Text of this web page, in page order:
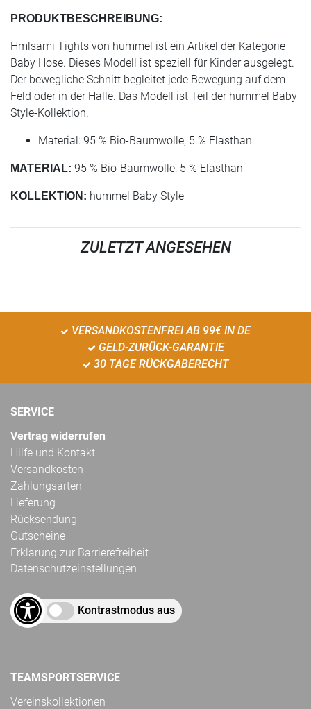
PRODUKTBESCHREIBUNG:
Hmlsami Tights von hummel ist ein Artikel der Kategorie
Baby Hose. Dieses Modell ist speziell für Kinder ausgelegt.
Der bewegliche Schnitt begleitet jede Bewegung auf dem
Feld oder in der Halle. Das Modell ist Teil der hummel Baby
Style-Kollektion.
Material: 95 % Bio-Baumwolle, 5 % Elasthan
MATERIAL: 95 % Bio-Baumwolle, 5 % Elasthan
KOLLEKTION: hummel Baby Style
ZULETZT ANGESEHEN
VERSANDKOSTENFREI AB 99€ IN DE
GELD-ZURÜCK-GARANTIE
30 TAGE RÜCKGABERECHT
SERVICE
Vertrag widerrufen
Hilfe und Kontakt
Versandkosten
Zahlungsarten
Lieferung
Rücksendung
Gutscheine
Erklärung zur Barrierefreiheit
Datenschutzeinstellungen
Kontrastmodus aus
TEAMSPORTSERVICE
Vereinskollektionen